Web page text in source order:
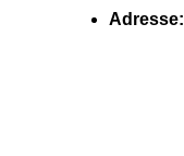
Adresse: